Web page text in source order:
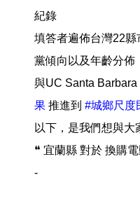
紀錄
填答者遍佈台灣22
黨傾向以及年齡分佈
與UC Santa
果推進到 #城鄉尺度
以下，是我們想與大
❝ 宜蘭縣 對於 換購
-